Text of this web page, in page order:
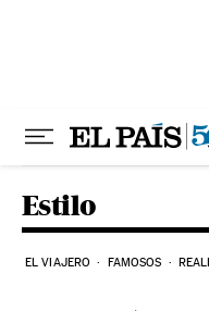
Estilo
EL VIAJERO FAMOSOS